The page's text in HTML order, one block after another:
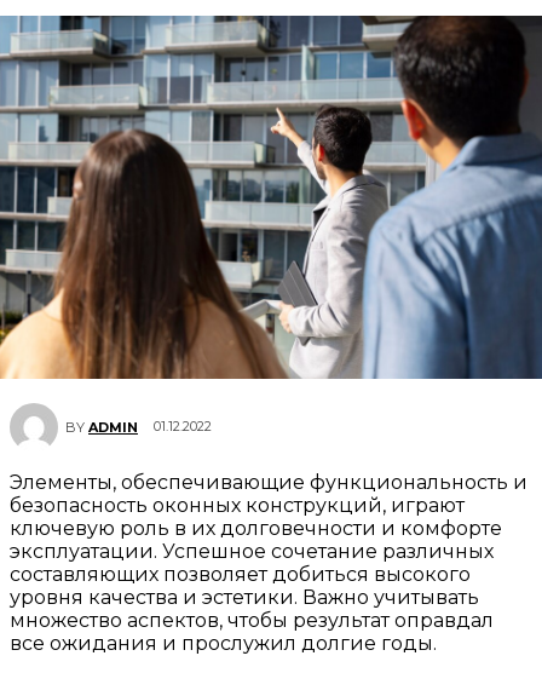
BY ADMIN 01.12.2022
Элементы, обеспечивающие функциональность и
безопасность оконных конструкций, играют
ключевую роль в их долговечности и комфорте
эксплуатации. Успешное сочетание различных
составляющих позволяет добиться высокого
уровня качества и эстетики. Важно учитывать
множество аспектов, чтобы результат оправдал
все ожидания и прослужил долгие годы.